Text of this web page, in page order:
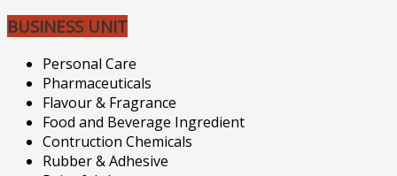
BUSINESS UNIT
Personal Care
Pharmaceuticals
Flavour & Fragrance
Food and Beverage Ingredient
Contruction Chemicals
Rubber & Adhesive